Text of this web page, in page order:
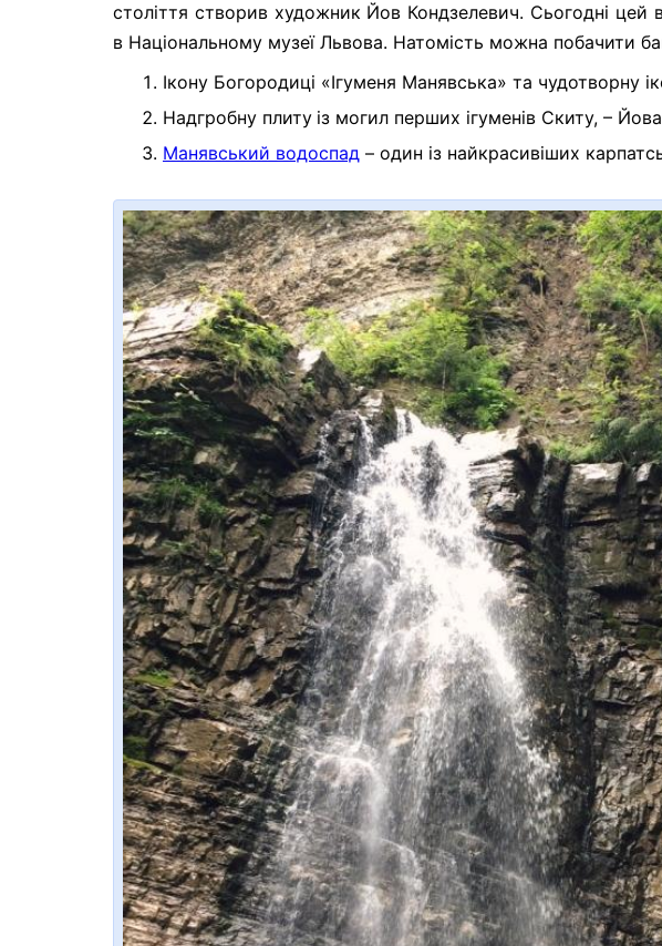
століття створив художник Йов Кондзелевич. Сьогодні цей
в Національному музеї Львова. Натомість можна побачити
Ікону Богородиці «Ігуменя Манявська» та чудотворну
Надгробну плиту із могил перших ігуменів Скиту, –
Манявський водоспад – один із найкрасивіших